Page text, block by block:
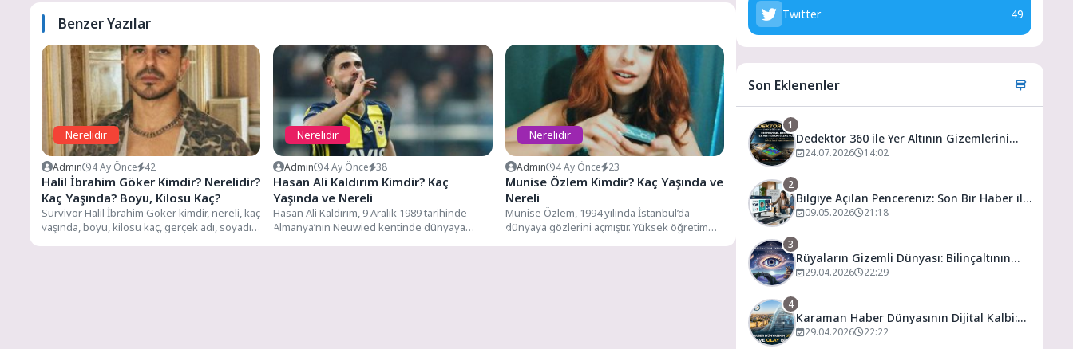
Benzer Yazılar
Nerelidir
Admin 4 Ay Önce 42
Halil İbrahim Göker Kimdir? Nerelidir?
Kaç Yaşında? Boyu, Kilosu Kaç?
Survivor Halil İbrahim Göker kimdir, nereli, kaç
yaşında, boyu, kilosu kaç, gerçek adı, soyadı
Nerelidir
Admin 4 Ay Önce 38
Hasan Ali Kaldırım Kimdir? Kaç
Yaşında ve Nereli
Hasan Ali Kaldırım, 9 Aralık 1989 tarihinde
Almanya’nın Neuwied kentinde dünyaya
Nerelidir
Admin 4 Ay Önce 23
Munise Özlem Kimdir? Kaç Yaşında ve
Nereli
Munise Özlem, 1994 yılında İstanbul’da
dünyaya gözlerini açmıştır. Yüksek öğretim
Twitter 49
Son Eklenenler
1
Dedektör 360 ile Yer Altının Gizemlerini
Keşfedin
24.07.2026 14:02
2
Bilgiye Açılan Pencereniz: Son Bir Haber ile
Tanıyın ve Keşfedin
09.05.2026 21:18
3
Rüyaların Gizemli Dünyası: Bilinçaltının
Kapısını Aralamak
29.04.2026 22:29
4
Karaman Haber Dünyasının Dijital Kalbi:
Gündem ve Olay
29.04.2026 22:22